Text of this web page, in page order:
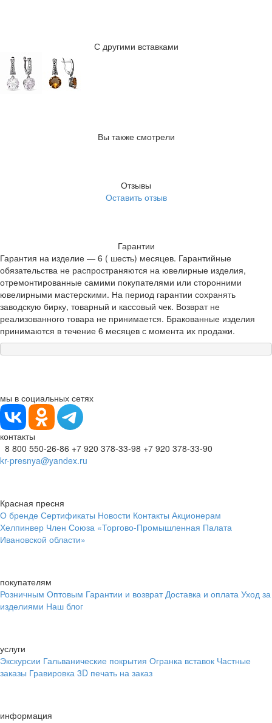
С другими вставками
Вы также смотрели
Отзывы
Оставить отзыв
Гарантии
Гарантия на изделие — 6 ( шесть) месяцев. Гарантийные
обязательства не распространяются на ювелирные изделия,
отремонтированные самими покупателями или сторонними
ювелирными мастерскими. На период гарантии сохранять
заводскую бирку, товарный и кассовый чек. Возврат не
реализованного товара не принимается. Бракованные изделия
принимаются в течение 6 месяцев с момента их продажи.
мы в социальных сетях
контакты
8 800 550-26-86 +7 920 378-33-98 +7 920 378-33-90
kr-presnya@yandex.ru
Красная пресня
О бренде Сертификаты Новости Контакты Акционерам
Хелпинвер Член Союза «Торгово-Промышленная Палата
Ивановской области»
покупателям
Розничным Оптовым Гарантии и возврат Доставка и оплата Уход за
изделиями Наш блог
услуги
Экскурсии Гальванические покрытия Огранка вставок Частные
заказы Гравировка 3D печать на заказ
информация